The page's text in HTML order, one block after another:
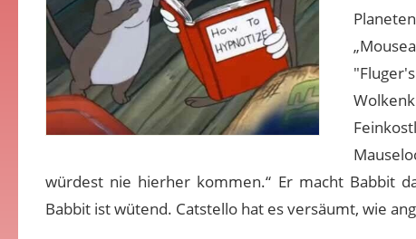
würdest nie hierher kommen.“ Er macht Babbit
Babbit ist wütend. Catstello hat es versäumt, wie